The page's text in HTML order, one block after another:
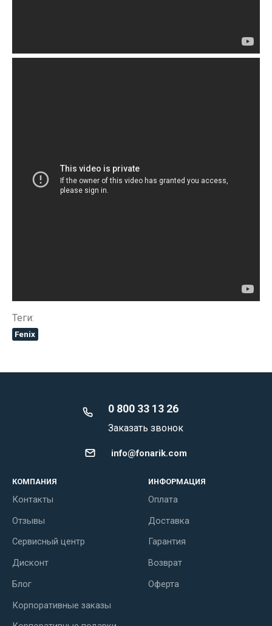
Теги:
Fenix
0 800 33 13 26
Заказать звонок
info@fonarik.com
КОМПАНИЯ
Контакты
Отзывы
Сервисный центр
Дисконт
Блог
Корпоративные заказы
ИНФОРМАЦИЯ
Оплата
Доставка
Гарантия
Возврат
Оферта